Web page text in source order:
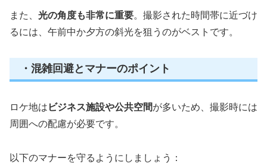
また、 光の角度も非常に重要。撮影された時間帯に近づけ
るには、午前中か夕方の斜光を狙うのがベストです。
・混雑回避とマナーのポイント
ロケ地は ビジネス施設や公共空間が多いため、撮影時には
周囲への配慮が必要です。
以下のマナーを守るようにしましょう：